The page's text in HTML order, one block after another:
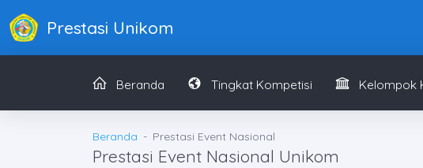
Prestasi Unikom
Beranda Tingkat Kompetisi Kelompok
Beranda Prestasi Event Nasional
Prestasi Event Nasional Unikom